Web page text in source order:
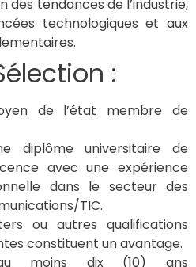
des tendances de l’industrie,
technologiques et aux
:
de l’état membre de
diplôme universitaire de
avec une expérience
dans le secteur des
TIC.
ou autres qualifications
constituent un avantage.
moins dix (10) ans